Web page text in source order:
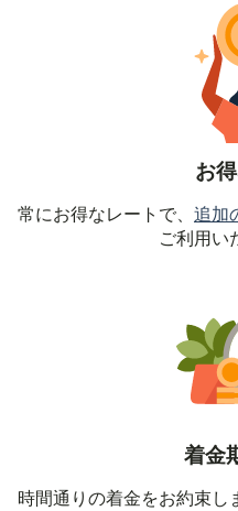
お
常にお得なレートで、 追加
ご利用い
着金
時間通りの着金をお約束し